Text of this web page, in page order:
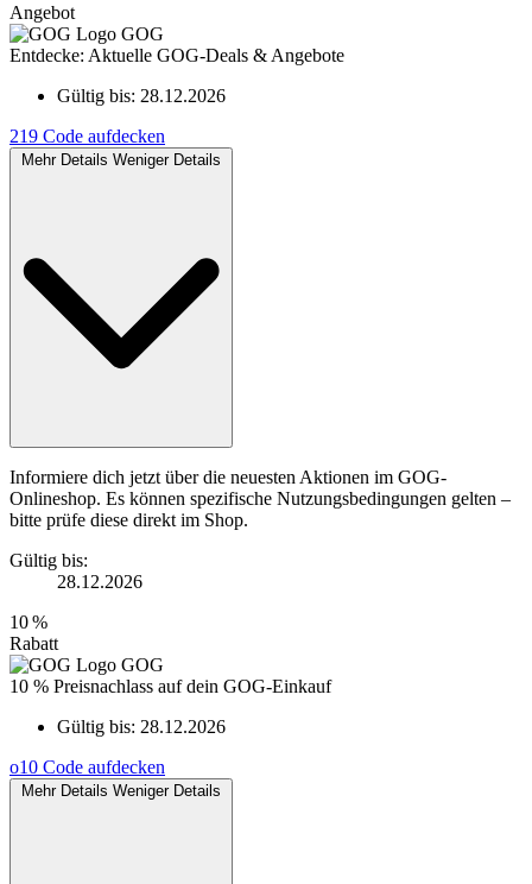
Angebot
GOG
Entdecke: Aktuelle GOG-Deals & Angebote
Gültig bis: 28.12.2026
219 Code aufdecken
Mehr Details Weniger Details
Informiere dich jetzt über die neuesten Aktionen im GOG-
Onlineshop. Es können spezifische Nutzungsbedingungen gelten –
bitte prüfe diese direkt im Shop.
Gültig bis:
28.12.2026
10 %
Rabatt
GOG
10 % Preisnachlass auf dein GOG-Einkauf
Gültig bis: 28.12.2026
o10 Code aufdecken
Mehr Details Weniger Details